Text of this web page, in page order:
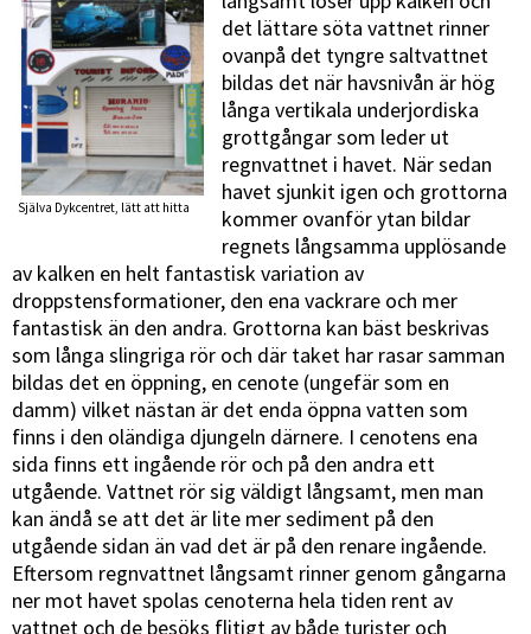
Själva Dykcentret, lätt att hitta
det lättare söta vattnet rinner
ovanpå det tyngre saltvattnet
bildas det när havsnivån är hög
långa vertikala underjordiska
grottgångar som leder ut
regnvattnet i havet. När sedan
havet sjunkit igen och grottorna
kommer ovanför ytan bildar
regnets långsamma upplösande
av kalken en helt fantastisk variation av
droppstensformationer, den ena vackrare och mer
fantastisk än den andra. Grottorna kan bäst beskrivas
som långa slingriga rör och där taket har rasar samman
bildas det en öppning, en cenote (ungefär som en
damm) vilket nästan är det enda öppna vatten som
finns i den oländiga djungeln därnere. I cenotens ena
sida finns ett ingående rör och på den andra ett
utgående. Vattnet rör sig väldigt långsamt, men man
kan ändå se att det är lite mer sediment på den
utgående sidan än vad det är på den renare ingående.
Eftersom regnvattnet långsamt rinner genom gångarna
ner mot havet spolas cenoterna hela tiden rent av
vattnet och de besöks flitigt av både turister och